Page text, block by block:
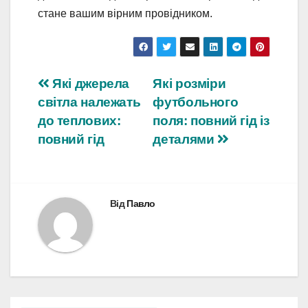
стане вашим вірним провідником.
Навігація
записів
Які розміри
футбольного
поля: повний гід із
деталями
Які джерела
світла належать
до теплових:
повний гід
ВідПавло